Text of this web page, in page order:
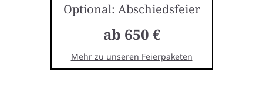
Optional: Abschiedsfeier
ab 650 €
Mehr zu unseren Feierpaketen